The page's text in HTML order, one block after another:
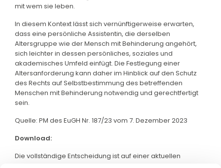
mit wem sie leben.
In diesem Kontext lässt sich vernünftigerweise erwarten,
dass eine persönliche Assistentin, die derselben
Altersgruppe wie der Mensch mit Behinderung angehört,
sich leichter in dessen persönliches, soziales und
akademisches Umfeld einfügt. Die Festlegung einer
Altersanforderung kann daher im Hinblick auf den Schutz
des Rechts auf Selbstbestimmung des betreffenden
Menschen mit Behinderung notwendig und gerechtfertigt
sein.
Quelle: PM des EuGH Nr. 187/23 vom 7. Dezember 2023
Download:
Die vollständige Entscheidung ist auf einer aktuellen